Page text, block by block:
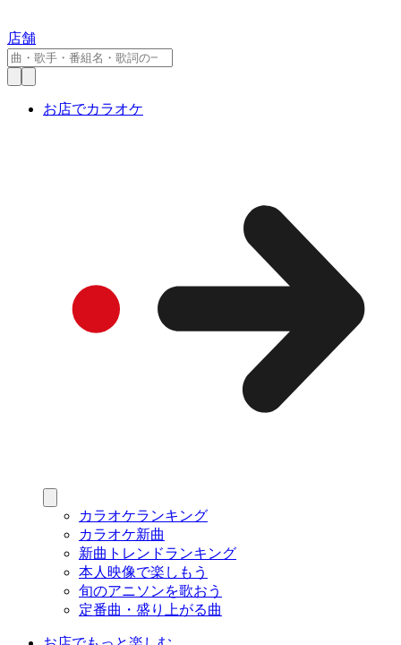
店舗
お店でカラオケ
カラオケランキング
カラオケ新曲
新曲トレンドランキング
本人映像で楽しもう
旬のアニソンを歌おう
定番曲・盛り上がる曲